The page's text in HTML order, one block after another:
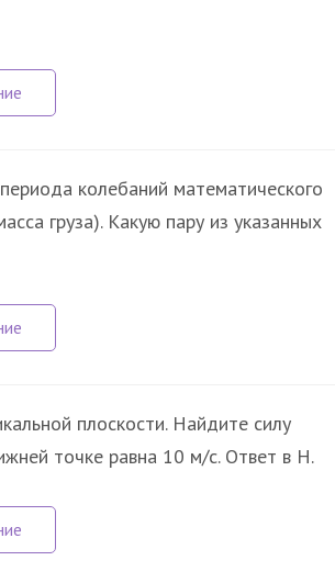
колебаний математического
груза). Какую пару из указанных
плоскости. Найдите силу
точке равна 10 м/с. Ответ в Н.